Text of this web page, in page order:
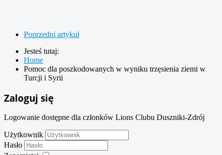
Poprzedni artykuł
Jesteś tutaj:
Home
Pomoc dla poszkodowanych w wyniku trzęsienia ziemi w
Turcji i Syrii
Zaloguj się
Logowanie dostępne dla członków Lions Clubu Duszniki-Zdrój
Użytkownik
Hasło